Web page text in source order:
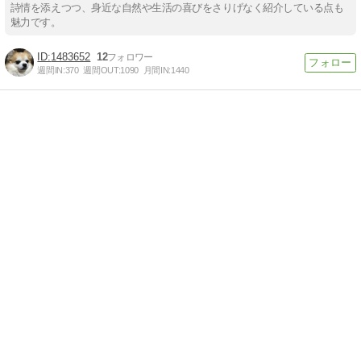
詩情を添えつつ、身近な自然や生活の喜びをさりげなく紹介している点も
魅力です。
1483652 12
週間IN:370 週間OUT:1090 月間IN:1440